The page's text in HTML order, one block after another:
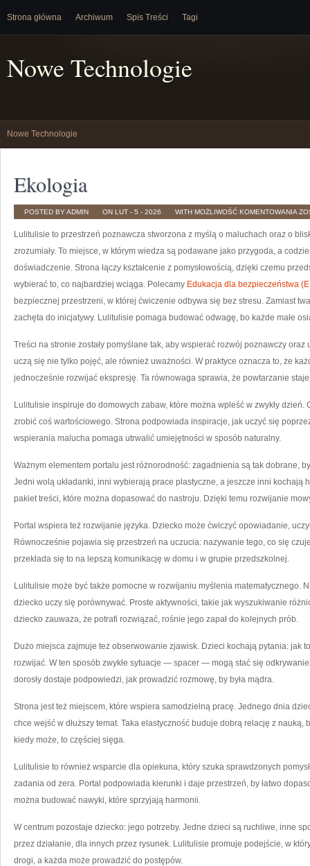
Strona główna Archiwum Spis Treści Tagi
Nowe Technologie
Nowe Technologie
Ekologia
POSTED BY ADMIN ON LUT - 5 - 2026 WITH MOŻLIWOŚĆ KOMENTOWANIA
Lulitulisie to przestrzeń poznawcza stworzona z myślą o maluchach oraz o
zrozumiały. To miejsce, w którym wiedza są podawane jako przygoda, a
doświadczenie. Strona łączy kształcenie z pomysłowością, dzięki czemu
wybierać to, co najbardziej wciąga. Polecamy Edukacja dla bezpieczeństwa
bezpiecznej przestrzeni, w której ćwiczenie odbywa się bez stresu. Zamiast
zachęta do inicjatywy. Lulitulisie pomaga budować odwagę, bo każde małe
Treści na stronie zostały pomyślane tak, aby wspierać rozwój poznawczy oraz
uczą się nie tylko pojęć, ale również uważności. W praktyce oznacza to, że
jednocześnie rozwijać ekspresję. Ta równowaga sprawia, że powtarzanie
Lulitulisie inspiruje do domowych zabaw, które można wpleść w zwykły dzień.
zrobić coś wartościowego. Strona podpowiada inspiracje, jak uczyć się
wspierania malucha pomaga utrwalić umiejętności w sposób naturalny.
Ważnym elementem portalu jest różnorodność: zagadnienia są tak dobrane,
Jedni wolą układanki, inni wybierają prace plastyczne, a jeszcze inni kochają
pakiet treści, które można dopasować do nastroju. Dzięki temu rozwijanie
Portal wspiera też rozwijanie języka. Dziecko może ćwiczyć opowiadanie,
Równocześnie pojawia się przestrzeń na uczucia: nazywanie tego, co się
przekłada się to na lepszą komunikację w domu i w grupie przedszkolnej.
Lulitulisie może być także pomocne w rozwijaniu myślenia matematycznego.
dziecko uczy się porównywać. Proste aktywności, takie jak wyszukiwanie
dziecko zauważa, że potrafi rozwiązać, rośnie jego zapał do kolejnych prób.
Dużo miejsca zajmuje też obserwowanie zjawisk. Dzieci kochają pytania: jak
rozwijać. W ten sposób zwykłe sytuacje — spacer — mogą stać się
dorosły dostaje podpowiedzi, jak prowadzić rozmowę, by była mądra.
Strona jest też miejscem, które wspiera samodzielną pracę. Jednego dnia
chce wejść w dłuższy temat. Taka elastyczność buduje dobrą relację z nauką,
kiedy może, to częściej sięga.
Lulitulisie to również wsparcie dla opiekuna, który szuka sprawdzonych
zadania od zera. Portal podpowiada kierunki i daje przestrzeń, by łatwo
można budować nawyki, które sprzyjają harmonii.
W centrum pozostaje dziecko: jego potrzeby. Jedne dzieci są ruchliwe, inne
przez działanie, dla innych przez rysunek. Lulitulisie promuje podejście, w
drogi, a każda może prowadzić do postępów.